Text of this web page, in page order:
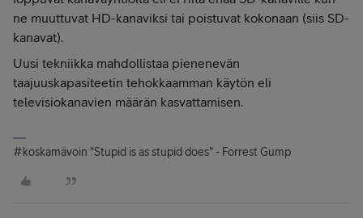
ne muuttuvat HD-kanaviksi tai poistuvat kokonaan (siis SD-
kanavat).
Uusi tekniikka mahdollistaa pienenevän
taajuuskapasiteetin tehokkaamman käytön eli
televisiokanavien määrän kasvattamisen.
#koskamävoin "Stupid is as stupid does" - Forrest Gump